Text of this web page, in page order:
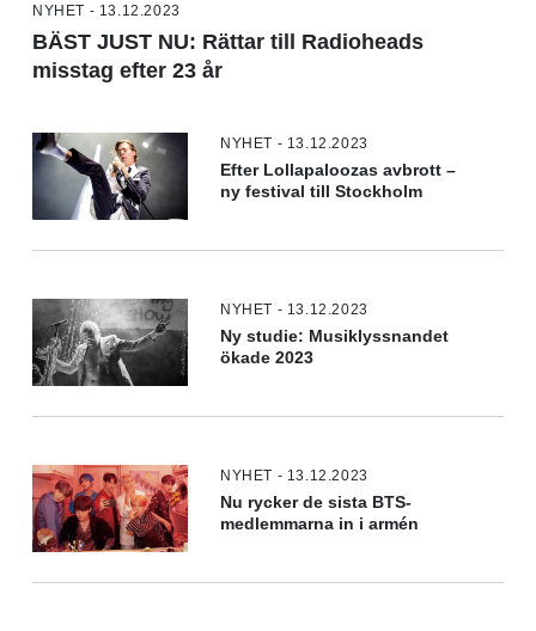
NYHET - 13.12.2023
BÄST JUST NU: Rättar till Radioheads
misstag efter 23 år
NYHET - 13.12.2023
Efter Lollapaloozas avbrott –
ny festival till Stockholm
NYHET - 13.12.2023
Ny studie: Musiklyssnandet
ökade 2023
NYHET - 13.12.2023
Nu rycker de sista BTS-
medlemmarna in i armén